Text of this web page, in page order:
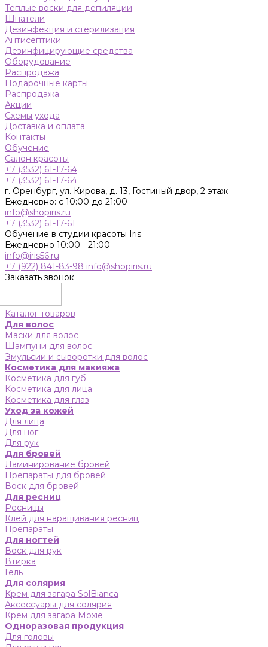
Теплые воски для депиляции
Шпатели
Дезинфекция и стерилизация
Антисептики
Дезинфицирующие средства
Оборудование
Распродажа
Подарочные карты
Распродажа
Акции
Схемы ухода
Доставка и оплата
Контакты
Обучение
Салон красоты
+7 (3532) 61-17-64
+7 (3532) 61-17-64
г. Оренбург, ул. Кирова, д. 13, Гостиный двор, 2 этаж
Ежедневно: с 10:00 до 21:00
info@shopiris.ru
+7 (3532) 61-17-61
Обучение в студии красоты Iris
Ежедневно 10:00 - 21:00
info@iris56.ru
+7 (922) 841-83-98 info@shopiris.ru
Заказать звонок
Каталог товаров
Для волос
Маски для волос
Шампуни для волос
Эмульсии и сыворотки для волос
Косметика для макияжа
Косметика для губ
Косметика для лица
Косметика для глаз
Уход за кожей
Для лица
Для ног
Для рук
Для бровей
Ламинирование бровей
Препараты для бровей
Воск для бровей
Для ресниц
Ресницы
Клей для наращивания ресниц
Препараты
Для ногтей
Воск для рук
Втирка
Гель
Для солярия
Крем для загара SolBianca
Аксессуары для солярия
Крем для загара Moxie
Одноразовая продукция
Для головы